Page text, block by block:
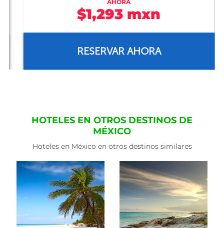
AHORA
$1,293 mxn
RESERVAR AHORA
HOTELES EN OTROS DESTINOS DE
MÉXICO
Hoteles en México en otros destinos similares